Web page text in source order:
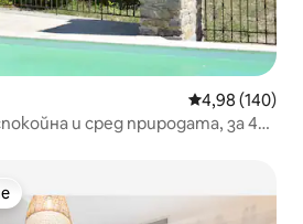
Средна
4,98 (140)
и сред природата, за 4
на гостите